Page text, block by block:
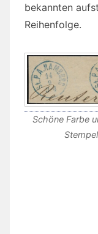
bekannten
Reihenfolge.
Schöne Farbe
Stempel